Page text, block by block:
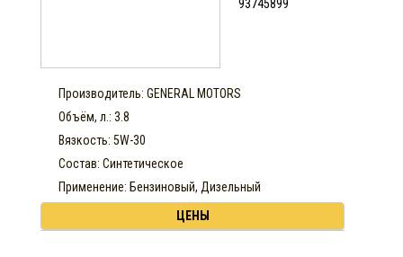
93745899
Производитель: GENERAL MOTORS
Объём, л.: 3.8
Вязкость: 5W-30
Состав: Синтетическое
Применение: Бензиновый, Дизельный
ЦЕНЫ